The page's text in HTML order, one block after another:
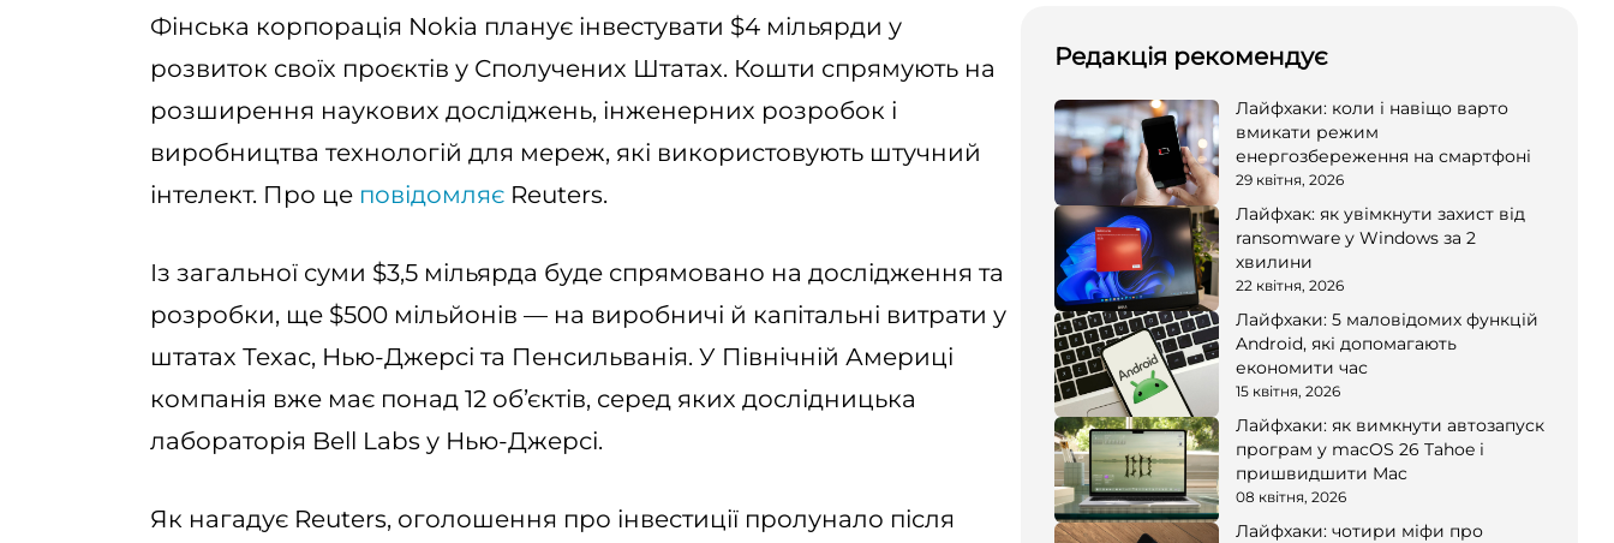
Фінська корпорація Nokia планує інвестувати $4 мільярди у
розвиток своїх проєктів у Сполучених Штатах. Кошти спрямують на
розширення наукових досліджень, інженерних розробок і
виробництва технологій для мереж, які використовують штучний
інтелект. Про це повідомляє Reuters.
Із загальної суми $3,5 мільярда буде спрямовано на дослідження та
розробки, ще $500 мільйонів — на виробничі й капітальні витрати у
штатах Техас, Нью-Джерсі та Пенсильванія. У Північній Америці
компанія вже має понад 12 об’єктів, серед яких дослідницька
лабораторія Bell Labs у Нью-Джерсі.
Як нагадує Reuters, оголошення про інвестиції пролунало після
Редакція рекомендує
Лайфхаки: коли і навіщо варто
вмикати режим
енергозбереження на смартфоні
29 квітня, 2026
Лайфхак: як увімкнути захист від
ransomware у Windows за 2
хвилини
22 квітня, 2026
Лайфхаки: 5 маловідомих функцій
Android, які допомагають
економити час
15 квітня, 2026
Лайфхаки: як вимкнути автозапуск
програм у macOS 26 Tahoe і
пришвидшити Mac
08 квітня, 2026
Лайфхаки: чотири міфи про